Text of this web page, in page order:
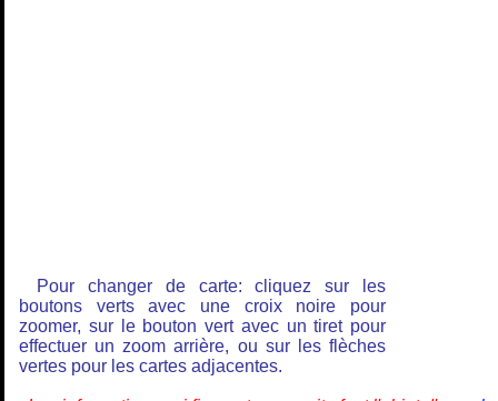
Pour changer de carte: cliquez sur les
boutons verts avec une croix noire pour
zoomer, sur le bouton vert avec un tiret pour
effectuer un zoom arrière, ou sur les flèches
vertes pour les cartes adjacentes.